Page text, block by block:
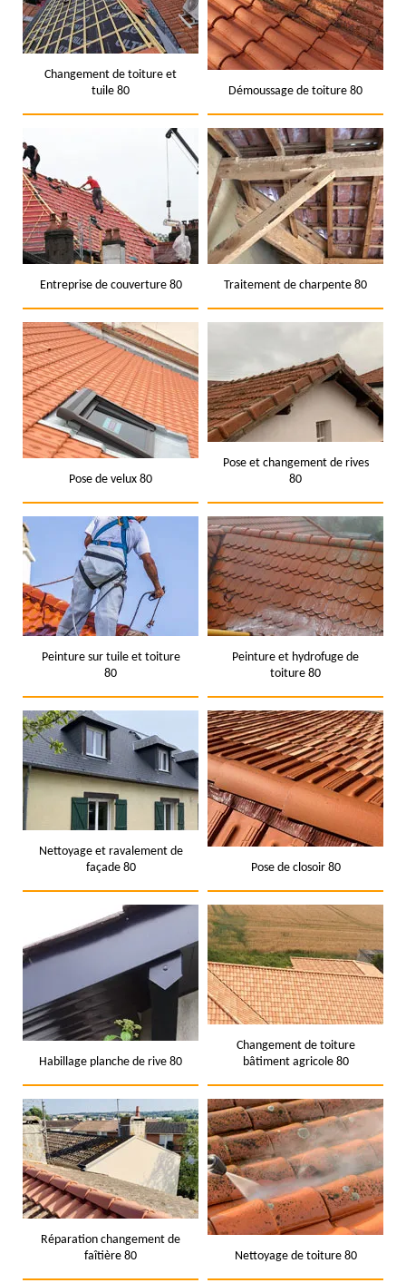
Changement de toiture et
tuile 80
Démoussage de toiture 80
Entreprise de couverture 80 Traitement de charpente 80
Pose de velux 80
Pose et changement de rives
80
Peinture sur tuile et toiture
80
Peinture et hydrofuge de
toiture 80
Nettoyage et ravalement de
façade 80
Pose de closoir 80
Habillage planche de rive 80
Changement de toiture
bâtiment agricole 80
Réparation changement de
faîtière 80
Nettoyage de toiture 80